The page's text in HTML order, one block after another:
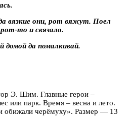
вязкие они, рот вяжут. Поел
то и связало.
домой да помалкивай.
Э. Шим. Главные герои –
или парк. Время – весна и лето.
обижали черёмуху». Размер — 13